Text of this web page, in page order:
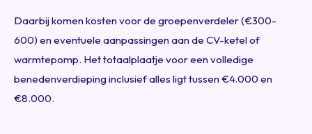
Daarbij komen kosten voor de groepenverdeler (€300-
600) en eventuele aanpassingen aan de CV-ketel of
warmtepomp. Het totaalplaatje voor een volledige
benedenverdieping inclusief alles ligt tussen €4.000 en
€8.000.